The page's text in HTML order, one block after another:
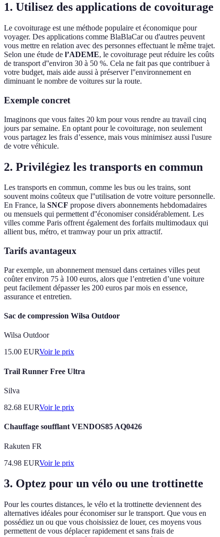
1. Utilisez des applications de covoiturage
Le covoiturage est une méthode populaire et économique pour
voyager. Des applications comme BlaBlaCar ou d'autres peuvent
vous mettre en relation avec des personnes effectuant le même trajet.
Selon une étude de l’ADEME, le covoiturage peut réduire les coûts
de transport d''environ 30 à 50 %. Cela ne fait pas que contribuer à
votre budget, mais aide aussi à préserver l''environnement en
diminuant le nombre de voitures sur la route.
Exemple concret
Imaginons que vous faites 20 km pour vous rendre au travail cinq
jours par semaine. En optant pour le covoiturage, non seulement
vous partagez les frais d’essence, mais vous minimisez aussi l'usure
de votre véhicule.
2. Privilégiez les transports en commun
Les transports en commun, comme les bus ou les trains, sont
souvent moins coûteux que l''utilisation de votre voiture personnelle.
En France, la SNCF propose divers abonnements hebdomadaires
ou mensuels qui permettent d''économiser considérablement. Les
villes comme Paris offrent également des forfaits multimodaux qui
allient bus, métro, et tramway pour un prix attractif.
Tarifs avantageux
Par exemple, un abonnement mensuel dans certaines villes peut
coûter environ 75 à 100 euros, alors que l’entretien d’une voiture
peut facilement dépasser les 200 euros par mois en essence,
assurance et entretien.
Sac de compression Wilsa Outdoor
Wilsa Outdoor
15.00 EURVoir le prix
Trail Runner Free Ultra
Silva
82.68 EURVoir le prix
Chauffage soufflant VENDOS85 AQ0426
Rakuten FR
74.98 EURVoir le prix
3. Optez pour un vélo ou une trottinette
Pour les courtes distances, le vélo et la trottinette deviennent des
alternatives idéales pour économiser sur le transport. Que vous en
possédiez un ou que vous choisissiez de louer, ces moyens vous
permettent de vous déplacer rapidement et sans frais de